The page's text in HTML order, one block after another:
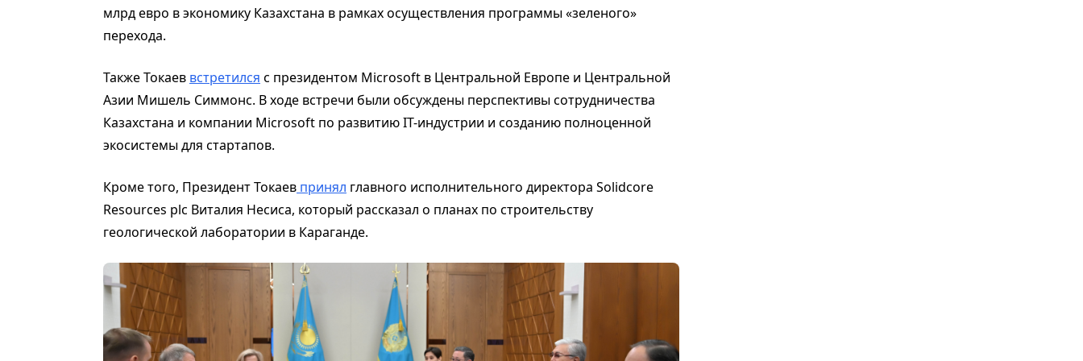
млрд евро в экономику Казахстана в рамках осуществления программы «зеленого»
перехода.
Также Токаев встретился с президентом Microsoft в Центральной Европе и Центральной
Азии Мишель Симмонс. В ходе встречи были обсуждены перспективы сотрудничества
Казахстана и компании Microsoft по развитию IT-индустрии и созданию полноценной
экосистемы для стартапов.
Кроме того, Президент Токаев принял главного исполнительного директора Solidcore
Resources plc Виталия Несиса, который рассказал о планах по строительству
геологической лаборатории в Караганде.